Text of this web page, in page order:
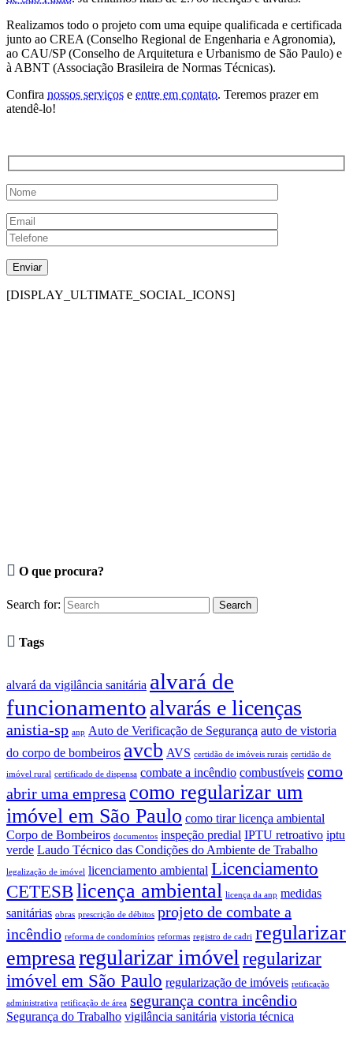
Realizamos todo o projeto com uma equipe qualificada e certificada
junto ao CREA (Conselho Regional de Engenharia e Agronomia),
ao CAU/SP (Conselho de Arquitetura e Urbanismo de São Paulo) e
à ABNT (Associação Brasileira de Normas Técnicas).
Confira nossos serviços e entre em contato. Teremos prazer em
atendê-lo!
[DISPLAY_ULTIMATE_SOCIAL_ICONS]
 O que procura?
Search for:
 Tags
alvará da vigilância sanitária alvará de
funcionamentoalvarás e licenças
anistia-sp anp Auto de Verificação de Segurança auto de vistoria
do corpo de bombeiros avcb AVS certidão de imóveis rurais certidão de
imóvel rural certificado de dispensa combate a incêndio combustíveis como
abrir uma empresa como regularizar um
imóvel em São Paulo como tirar licença ambiental
Corpo de Bombeiros documentos inspeção predial IPTU retroativo iptu
verde Laudo Técnico das Condições do Ambiente de Trabalho
legalização de imóvel licenciamento ambiental Licenciamento
CETESBlicença ambiental licença da anp medidas
sanitárias obras prescrição de débitos projeto de combate a
incêndio reforma de condomínios reformas registro de cadri regularizar
empresa regularizar imóvel regularizar
imóvel em São Paulo regularização de imóveis retificação
administrativa retificação de área segurança contra incêndio
Segurança do Trabalho vigilância sanitária vistoria técnica